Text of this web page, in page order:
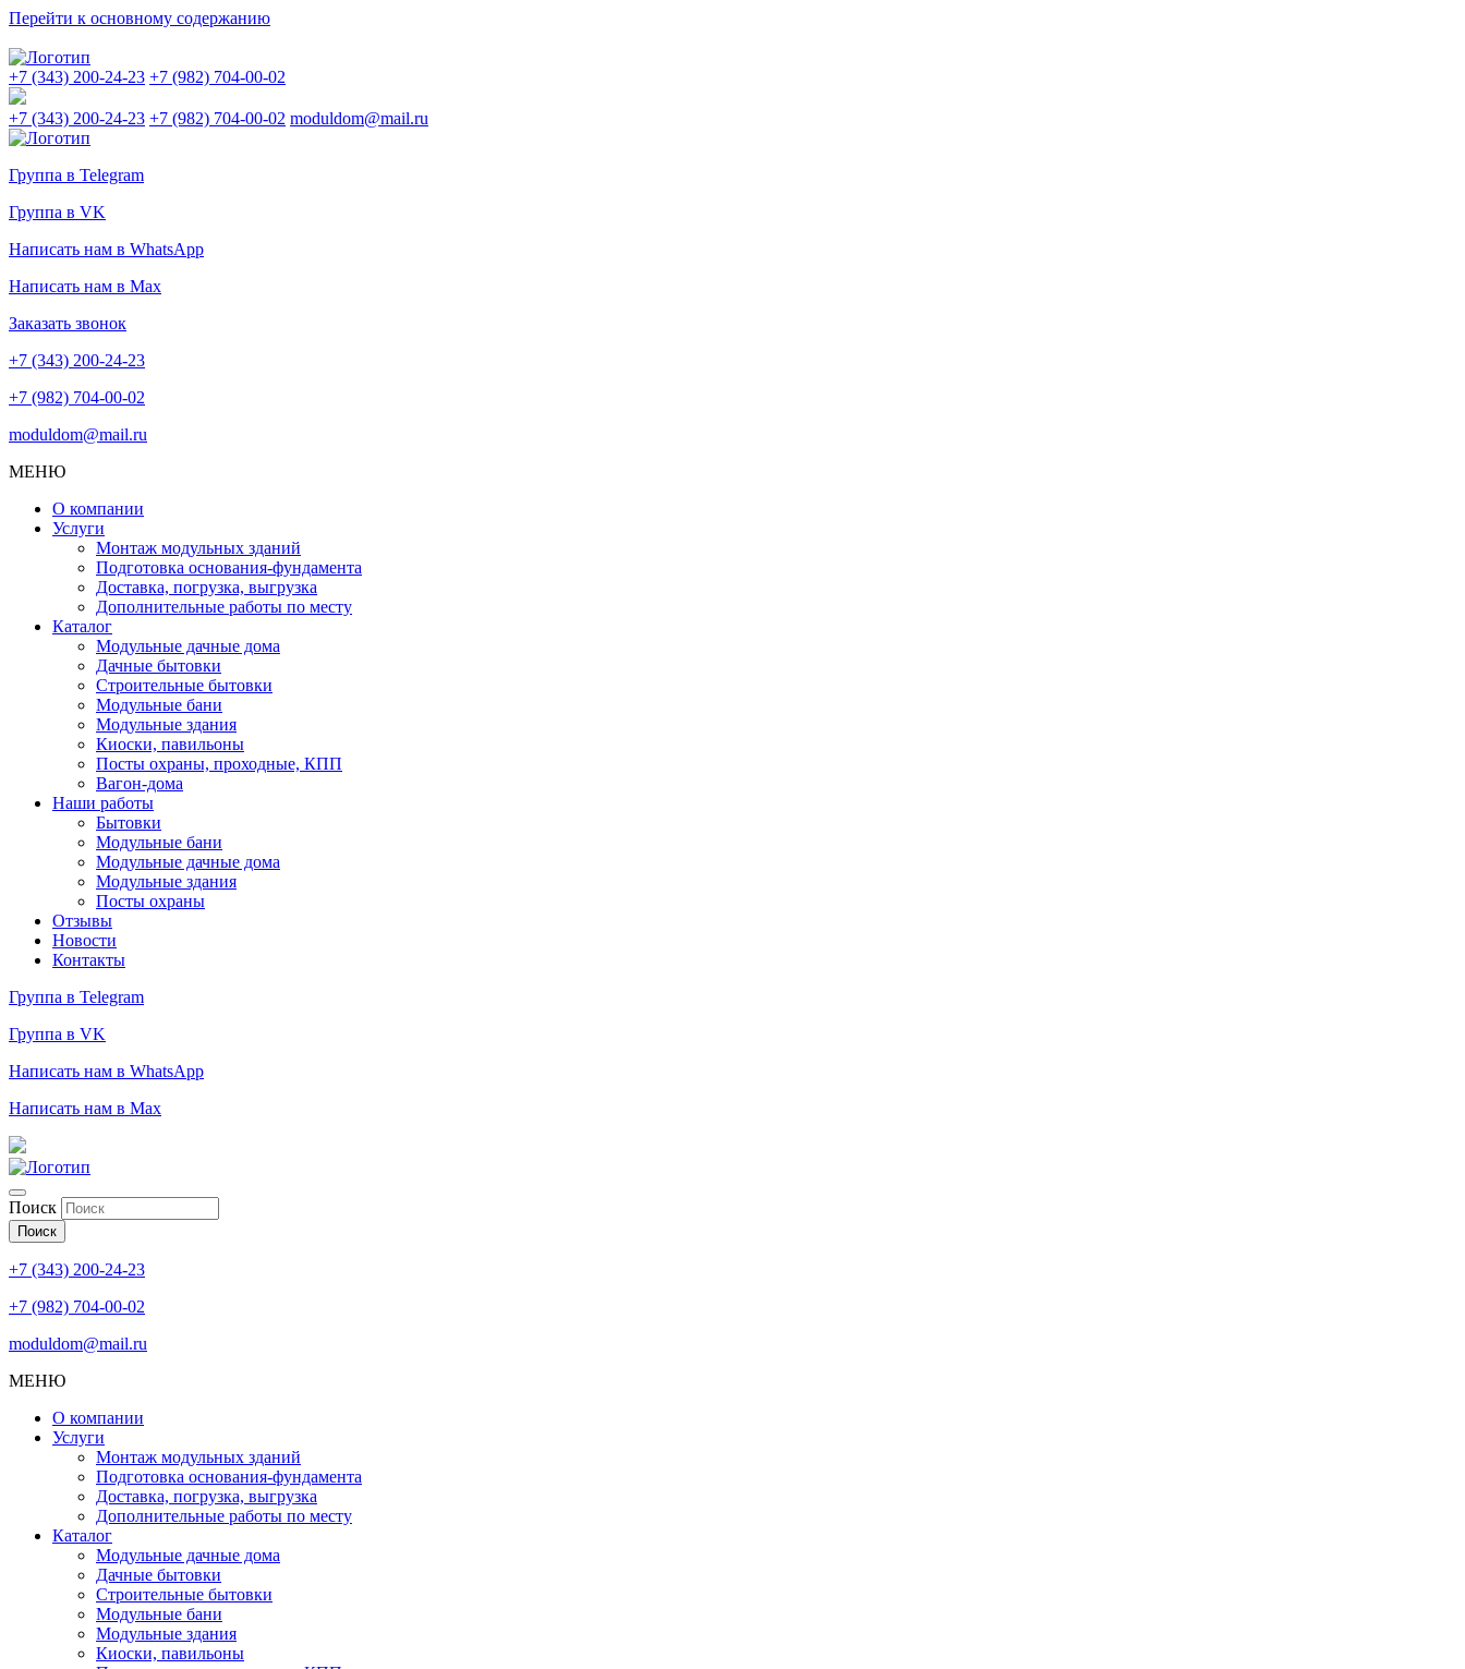
Перейти к основному содержанию
+7 (343) 200-24-23 +7 (982) 704-00-02
+7 (343) 200-24-23 +7 (982) 704-00-02 moduldom@mail.ru
Группа в Telegram
Группа в VK
Написать нам в WhatsApp
Написать нам в Max
Заказать звонок
+7 (343) 200-24-23
+7 (982) 704-00-02
moduldom@mail.ru
МЕНЮ
О компании
Услуги
Монтаж модульных зданий
Подготовка основания-фундамента
Доставка, погрузка, выгрузка
Дополнительные работы по месту
Каталог
Модульные дачные дома
Дачные бытовки
Строительные бытовки
Модульные бани
Модульные здания
Киоски, павильоны
Посты охраны, проходные, КПП
Вагон-дома
Наши работы
Бытовки
Модульные бани
Модульные дачные дома
Модульные здания
Посты охраны
Отзывы
Новости
Контакты
Группа в Telegram
Группа в VK
Написать нам в WhatsApp
Написать нам в Max
Поиск
Поиск
+7 (343) 200-24-23
+7 (982) 704-00-02
moduldom@mail.ru
МЕНЮ
О компании
Услуги
Монтаж модульных зданий
Подготовка основания-фундамента
Доставка, погрузка, выгрузка
Дополнительные работы по месту
Каталог
Модульные дачные дома
Дачные бытовки
Строительные бытовки
Модульные бани
Модульные здания
Киоски, павильоны